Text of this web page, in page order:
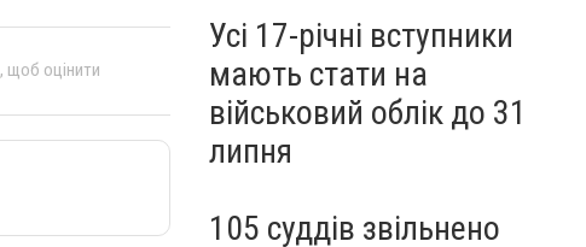
, щоб оцінити
Усі 17-річні вступники
мають стати на
військовий облік до 31
липня
105 суддів звільнено